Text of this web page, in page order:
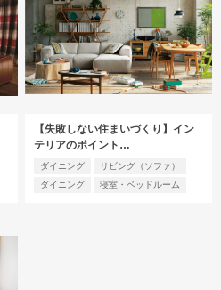
【失敗しない住まいづくり】イン
テリアのポイント…
ダイニング
リビング（ソファ）
ダイニング
寝室・ベッドルーム